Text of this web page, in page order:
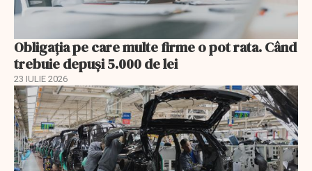
Obligația pe care multe firme o pot rata. Când
trebuie depuși 5.000 de lei
23 IULIE 2026